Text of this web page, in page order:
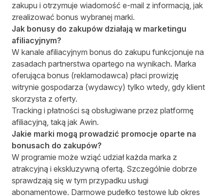
zakupu i otrzymuje wiadomość e-mail z informacją, jak
zrealizować bonus wybranej marki.
Jak bonusy do zakupów działają w marketingu
afiliacyjnym?
W kanale afiliacyjnym bonus do zakupu funkcjonuje na
zasadach partnerstwa opartego na wynikach. Marka
oferująca bonus (reklamodawca) płaci prowizję
witrynie gospodarza (wydawcy) tylko wtedy, gdy klient
skorzysta z oferty.
Tracking i płatności są obsługiwane przez platformę
afiliacyjną, taką jak Awin.
Jakie marki mogą prowadzić promocje oparte na
bonusach do zakupów?
W programie może wziąć udział każda marka z
atrakcyjną i ekskluzywną ofertą. Szczególnie dobrze
sprawdzają się w tym przypadku usługi
abonamentowe. Darmowe pudełko testowe lub okres